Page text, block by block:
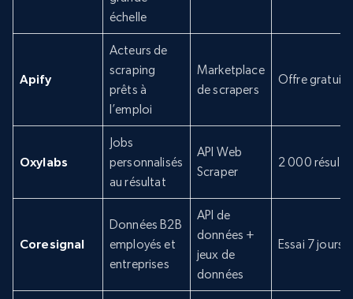
échelle
Apify
Acteurs de
scraping
prêts à
l’emploi
Marketplace
de scrapers
Offre gratuite
Oxylabs
Jobs
personnalisés
au résultat
API Web
Scraper
2 000
Coresignal
Données B2B
employés et
entreprises
API de
données +
jeux de
données
Essai 7 jours